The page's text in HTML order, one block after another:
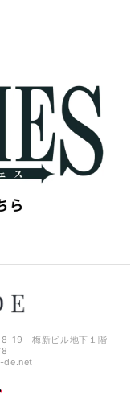
8-19 梅新ビル地下１階
de.net